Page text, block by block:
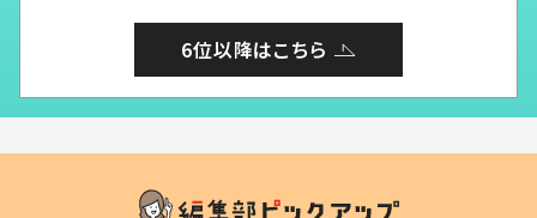
6位以降はこちら